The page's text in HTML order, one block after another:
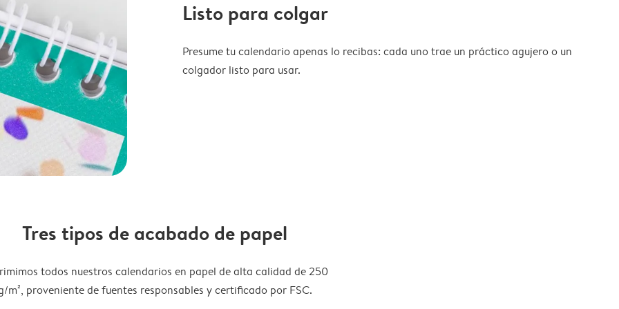
Listo para colgar
Presume tu calendario apenas lo recibas: cada uno trae un práctico agujero o un
colgador listo para usar.
Tres tipos de acabado de papel
todos nuestros calendarios en papel de alta calidad de 250
m², proveniente de fuentes responsables y certificado por FSC.